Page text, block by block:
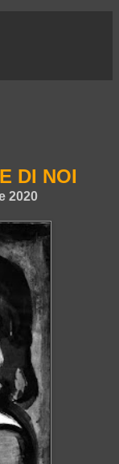
DI NOI
2020